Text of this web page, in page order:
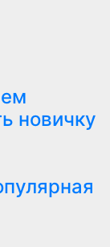
новичку